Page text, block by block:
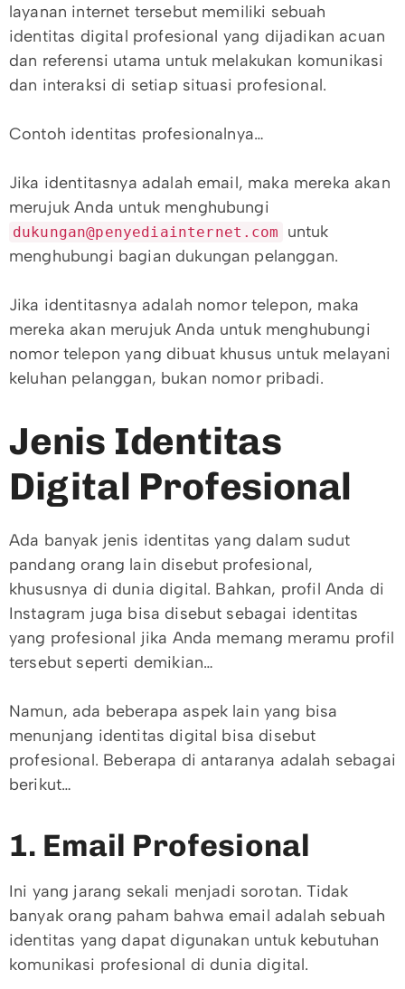
layanan internet tersebut memiliki sebuah
identitas digital profesional yang dijadikan acuan
dan referensi utama untuk melakukan komunikasi
dan interaksi di setiap situasi profesional.
Contoh identitas profesionalnya…
Jika identitasnya adalah email, maka mereka akan
merujuk Anda untuk menghubungi
dukungan@penyediainternet.com
untuk
menghubungi bagian dukungan pelanggan.
Jika identitasnya adalah nomor telepon, maka
mereka akan merujuk Anda untuk menghubungi
nomor telepon yang dibuat khusus untuk melayani
keluhan pelanggan, bukan nomor pribadi.
Jenis Identitas
Digital Profesional
Ada banyak jenis identitas yang dalam sudut
pandang orang lain disebut profesional,
khususnya di dunia digital. Bahkan, profil Anda di
Instagram juga bisa disebut sebagai identitas
yang profesional jika Anda memang meramu profil
tersebut seperti demikian…
Namun, ada beberapa aspek lain yang bisa
menunjang identitas digital bisa disebut
profesional. Beberapa di antaranya adalah sebagai
berikut…
1. Email Profesional
Ini yang jarang sekali menjadi sorotan. Tidak
banyak orang paham bahwa email adalah sebuah
identitas yang dapat digunakan untuk kebutuhan
komunikasi profesional di dunia digital.